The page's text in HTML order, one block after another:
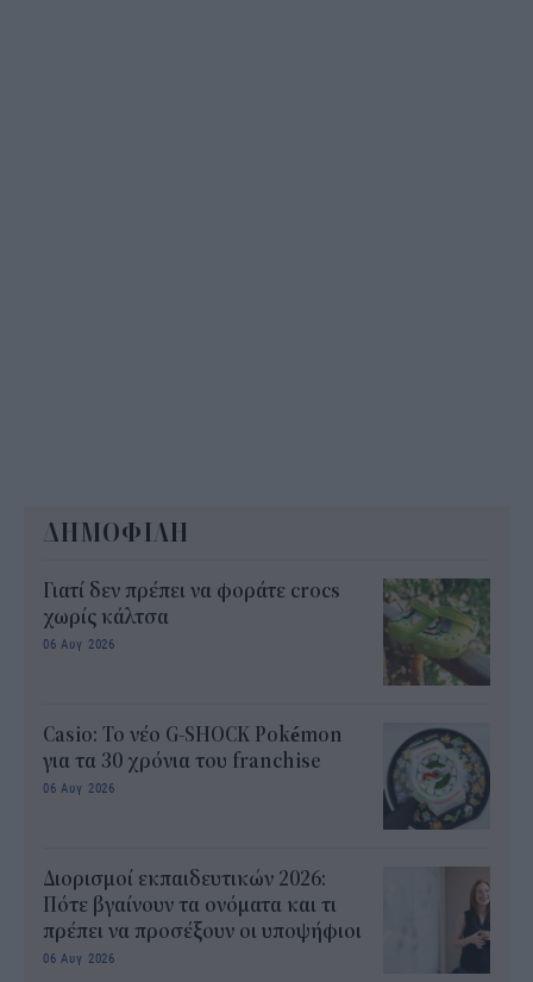
ΔΗΜΟΦΙΛΗ
Γιατί δεν πρέπει να φοράτε crocs
χωρίς κάλτσα
06 Αυγ 2026
Casio: Το νέο G-SHOCK Pokémon
για τα 30 χρόνια του franchise
06 Αυγ 2026
Διορισμοί εκπαιδευτικών 2026:
Πότε βγαίνουν τα ονόματα και τι
πρέπει να προσέξουν οι υποψήφιοι
06 Αυγ 2026